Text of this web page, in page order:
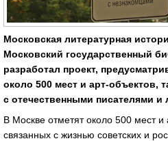
Московская литературная
Московский государственный
разработал проект,
около 500 мест и арт-объектов,
с отечественными писателями и
В Москве отметят около 500 мест и
связанных с жизнью советских и